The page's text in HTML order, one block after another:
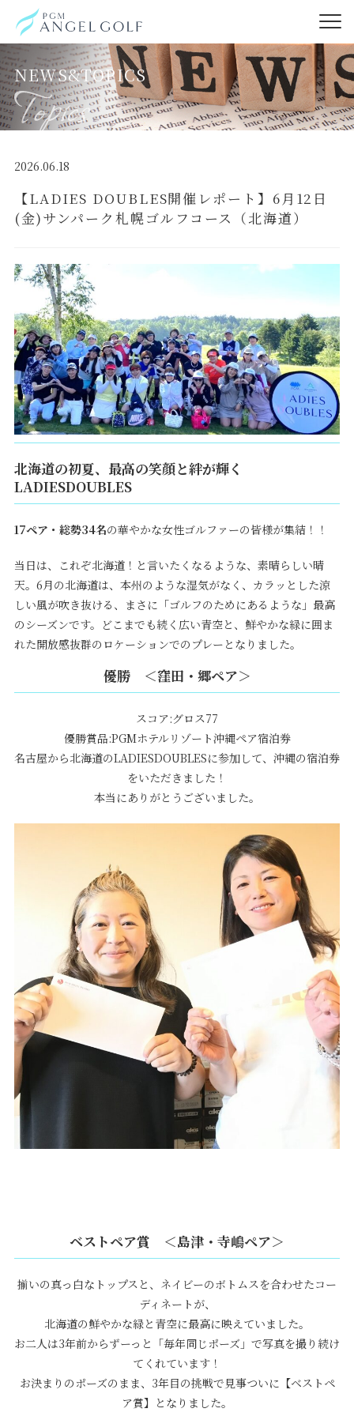
NEWS&TOPICS
2026.06.18
【LADIES DOUBLES開催レポート】6月12日
(金)サンパーク札幌ゴルフコース（北海道）
北海道の初夏、最高の笑顔と絆が輝く
LADIESDOUBLES
17ペア・総勢34名の華やかな女性ゴルファーの皆様が集結！！
当日は、 これぞ北海道！と言いたくなるような、 素晴らしい晴
天。 6月の北海道は、 本州のような湿気がなく、 カラッとした涼
しい風が吹き抜ける、
まさに「ゴルフのためにあるような」最高
のシーズンです。 どこまでも続く広い青空と、 鮮やかな緑に囲ま
れた開放感抜群のロケーションでのプレーとなりました。
優勝 ＜窪田・郷ペア＞
スコア:グロス77
優勝賞品:PGMホテルリゾート沖縄ペア宿泊券
名古屋から北海道のLADIESDOUBLESに参加して、沖縄の宿泊券
をいただきました！
本当にありがとうございました。
ベストペア賞 ＜島津・寺嶋ペア＞
揃いの真っ白なトップスと、ネイビーのボトムスを合わせたコー
ディネートが、
北海道の鮮やかな緑と青空に最高に映えていました。
お二人は3年前からずーっと「毎年同じポーズ」で写真を撮り続け
てくれています！
お決まりのポーズのまま、3年目の挑戦で見事ついに【ベストペ
ア賞】となりました。